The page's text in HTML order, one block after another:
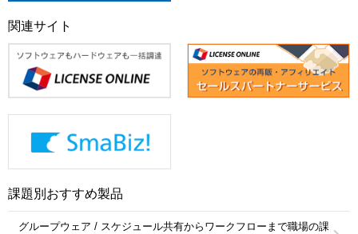
関連サイト
課題別おすすめ製品
グループウェア / スケジュール共有からワークフローまで職場の課